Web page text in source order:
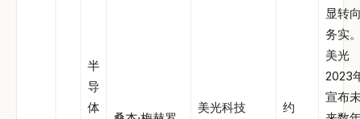
半
导
体
美光科技
约
显转
务实
美光
2023
宣布